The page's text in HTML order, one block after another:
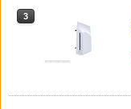
3
3
3